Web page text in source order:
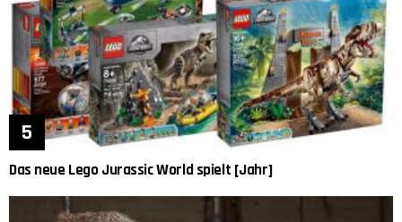
Das neue Lego Jurassic World spielt [Jahr]